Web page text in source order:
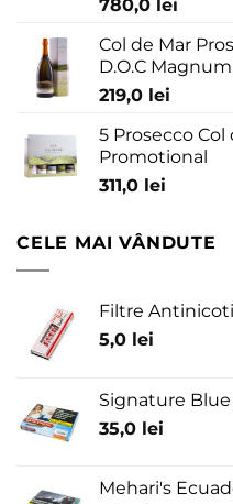
780,0 lei
Col de Mar
D.O.C Magnum
219,0 lei
5 Prosecco
Promotional
311,0 lei
CELE MAI VÂNDUTE
Filtre
5,0 lei
Signature Blue
35,0 lei
Mehari's